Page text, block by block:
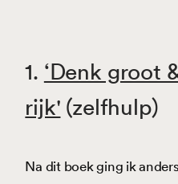
1. ‘Denk groot
rijk' (zelfhulp)
Na dit boek ging ik